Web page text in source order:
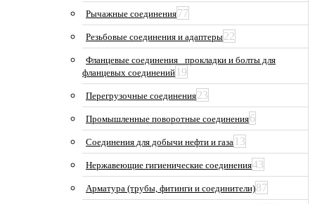
Рычажные соединения77
Резьбовые соединения и адаптеры22
Фланцевые соединения_ прокладки и болты для
фланцевых соединений 19
Перегрузочные соединения23
Промышленные поворотные соединения6
Соединения для добычи нефти и газа 13
Нержавеющие гигиенические соединения43
Арматура (трубы, фитинги и соединители)87